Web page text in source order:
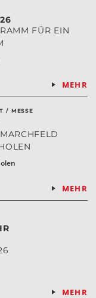
FÜR EIN
MEHR
/ MESSE
MEHR
MEHR